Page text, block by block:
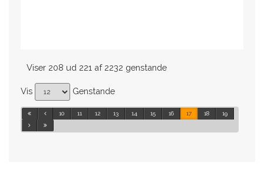
Viser 208 ud 221 af 2232 genstande
Vis Genstande
10 11 12 13 14 15 16 17 18 19